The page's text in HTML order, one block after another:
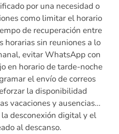
por una necesidad o
como limitar el horario
de recuperación entre
horarias sin reuniones a lo
evitar WhatsApp con
en horario de tarde-noche
el envío de correos
la disponibilidad
vacaciones y ausencias…
desconexión digital y el
al descanso.